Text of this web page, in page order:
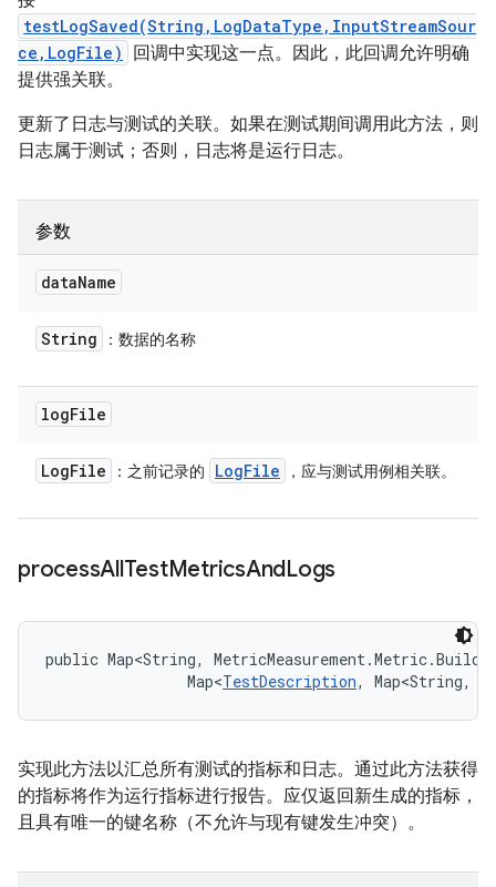
testLogSaved(String,LogDataType,InputStreamSour
ce,LogFile)
回调中实现这一点。因此，此回调允许明确
提供强关联。
更新了日志与测试的关联。如果在测试期间调用此方法，则
日志属于测试；否则，日志将是运行日志。
参数
dataName
String ：数据的名称
logFile
LogFile ：之前记录的 LogFile ，应与测试用例相关联。
processAllTestMetricsAndLogs
public Map<String,
                Map<
TestDescription, Map<String,
实现此方法以汇总所有测试的指标和日志。通过此方法获得
的指标将作为运行指标进行报告。应仅返回新生成的指标，
且具有唯一的键名称（不允许与现有键发生冲突）。